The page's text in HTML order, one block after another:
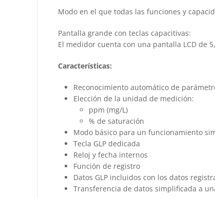
Modo en el que todas las funciones y
Pantalla grande con teclas capacitivas:
El medidor cuenta con una pantalla LCD de
Características:
Reconocimiento automático de
Elección de la unidad de medición:
ppm (mg/L)
% de saturación
Modo básico para un funcionamiento
Tecla GLP dedicada
Reloj y fecha internos
Función de registro
Datos GLP incluidos con los datos
Transferencia de datos simplificada a